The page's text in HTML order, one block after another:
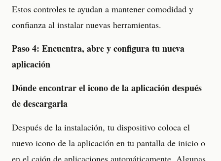
Estos controles te ayudan a mantener comodidad y
confianza al instalar nuevas herramientas.
Paso 4: Encuentra, abre y configura tu nueva
aplicación
Dónde encontrar el icono de la aplicación después
de descargarla
Después de la instalación, tu dispositivo coloca el
nuevo icono de la aplicación en tu pantalla de inicio o
en el cajón de aplicaciones automáticamente. Algunas